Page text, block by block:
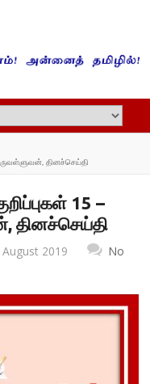
தினச்செய்தி
15 –
தினச்செய்தி
August 2019
No